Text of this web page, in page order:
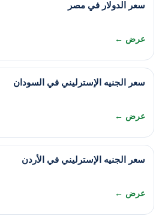
سعر الدولار في مصر
عرض ←
سعر الجنيه الإسترليني في السودان
عرض ←
سعر الجنيه الإسترليني في الأردن
عرض ←